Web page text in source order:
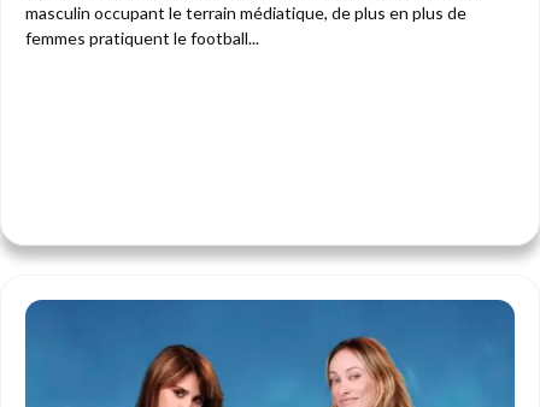
masculin occupant le terrain médiatique, de plus en plus de
femmes pratiquent le football...